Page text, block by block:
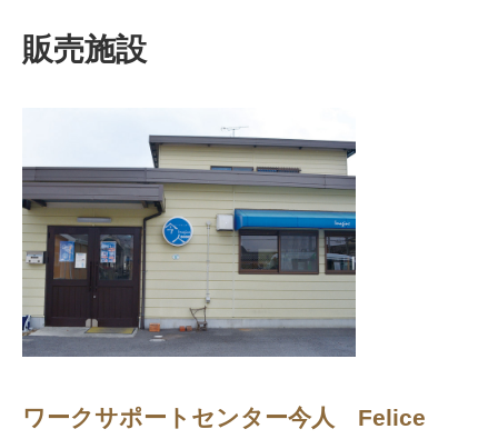
販売施設
ワークサポートセンター今人 Felice